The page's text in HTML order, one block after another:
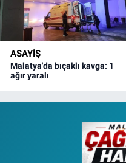
ASAYIŞ
Malatya'da bıçaklı kavga: 1
ağır yaralı